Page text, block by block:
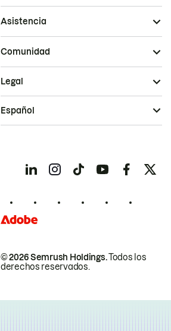
Asistencia
Comunidad
© 2026 Semrush Holdings.Todos los
derechos reservados.
Legal
Español